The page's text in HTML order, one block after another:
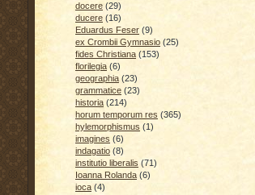
docere (29)
ducere (16)
Eduardus Feser (9)
ex Crombii Gymnasio (25)
fides Christiana (153)
florilegia (6)
geographia (23)
grammatice (23)
historia (214)
horum temporum res (365)
hylemorphismus (1)
imagines (6)
indagatio (8)
institutio liberalis (71)
Ioanna Rolanda (6)
ioca (4)